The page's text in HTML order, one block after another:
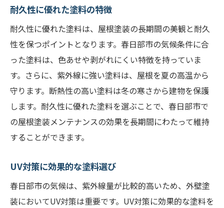
耐久性に優れた塗料の特徴
耐久性に優れた塗料は、屋根塗装の長期間の美観と耐久
性を保つポイントとなります。春日部市の気候条件に合
った塗料は、色あせや剥がれにくい特徴を持っていま
す。さらに、紫外線に強い塗料は、屋根を夏の高温から
守ります。断熱性の高い塗料は冬の寒さから建物を保護
します。耐久性に優れた塗料を選ぶことで、春日部市で
の屋根塗装メンテナンスの効果を長期間にわたって維持
することができます。
UV対策に効果的な塗料選び
春日部市の気候は、紫外線量が比較的高いため、外壁塗
装においてUV対策は重要です。UV対策に効果的な塗料を